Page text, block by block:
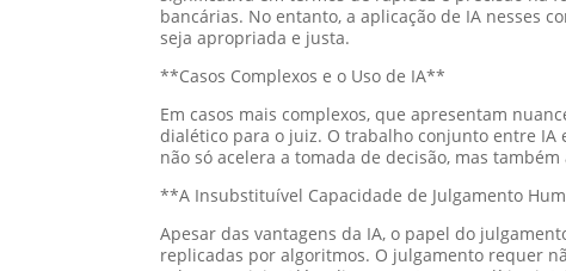
bancárias. No entanto, a aplicação de IA nesses
seja apropriada e justa.
**Casos Complexos e o Uso de IA**
Em casos mais complexos, que apresentam
dialético para o juiz. O trabalho conjunto entre IA
não só acelera a tomada de decisão, mas
**A Insubstituível Capacidade de Julgamento
Apesar das vantagens da IA, o papel do
replicadas por algoritmos. O julgamento requer